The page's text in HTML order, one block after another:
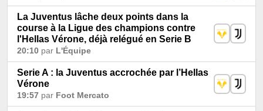
La Juventus lâche deux points dans la
course à la Ligue des champions contre
l'Hellas Vérone, déjà relégué en Serie B
20:10 par L'Équipe
Serie A : la Juventus accrochée par l’Hellas
Vérone
19:57 par Foot Mercato